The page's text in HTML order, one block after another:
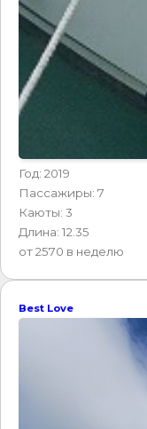
Год: 2019
Пассажиры: 7
Каюты: 3
Длина: 12.35
от 2570 в неделю
Best Love